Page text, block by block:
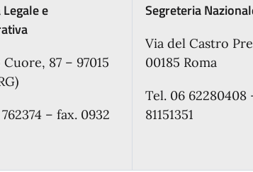
e
87 – 97015
– fax. 0932
Segreteria
Via del Castro
00185 Roma
Tel. 06 62280408
81151351